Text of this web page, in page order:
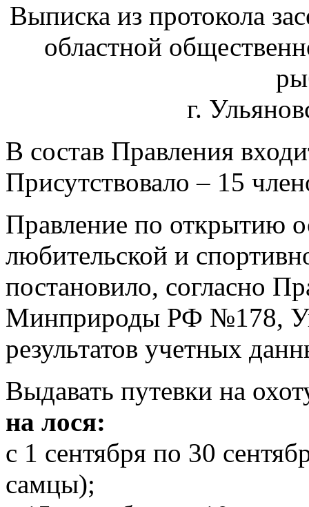
Выписка из протокола
областной
г.
В состав Правления
Присутствовало – 15
Правление по открытию
любительской и
постановило, согласно
Минприроды РФ №178,
результатов учетных
Выдавать путевки на
на лося:
с 1 сентября по 30
самцы);